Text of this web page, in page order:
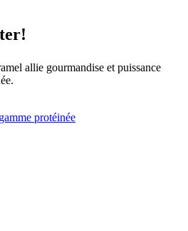
allie gourmandise et puissance
protéinée